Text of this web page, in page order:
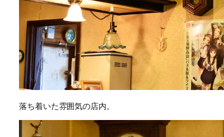
落ち着いた雰囲気の店内。